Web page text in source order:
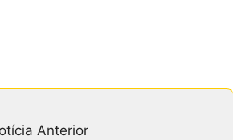
Anterior